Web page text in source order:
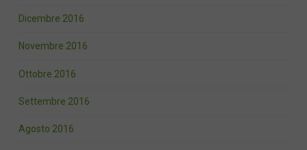
Dicembre 2016
Novembre 2016
Ottobre 2016
Settembre 2016
Agosto 2016